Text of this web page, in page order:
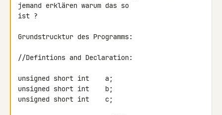
jemand erklären warum das so
ist ?
Grundstrucktur des Programms:
//Defintions and Declaration:
unsigned short int    a;
unsigned short int    b;
unsigned short int    c;